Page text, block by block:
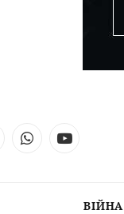
WhatsAppYouTube
ВІЙНА